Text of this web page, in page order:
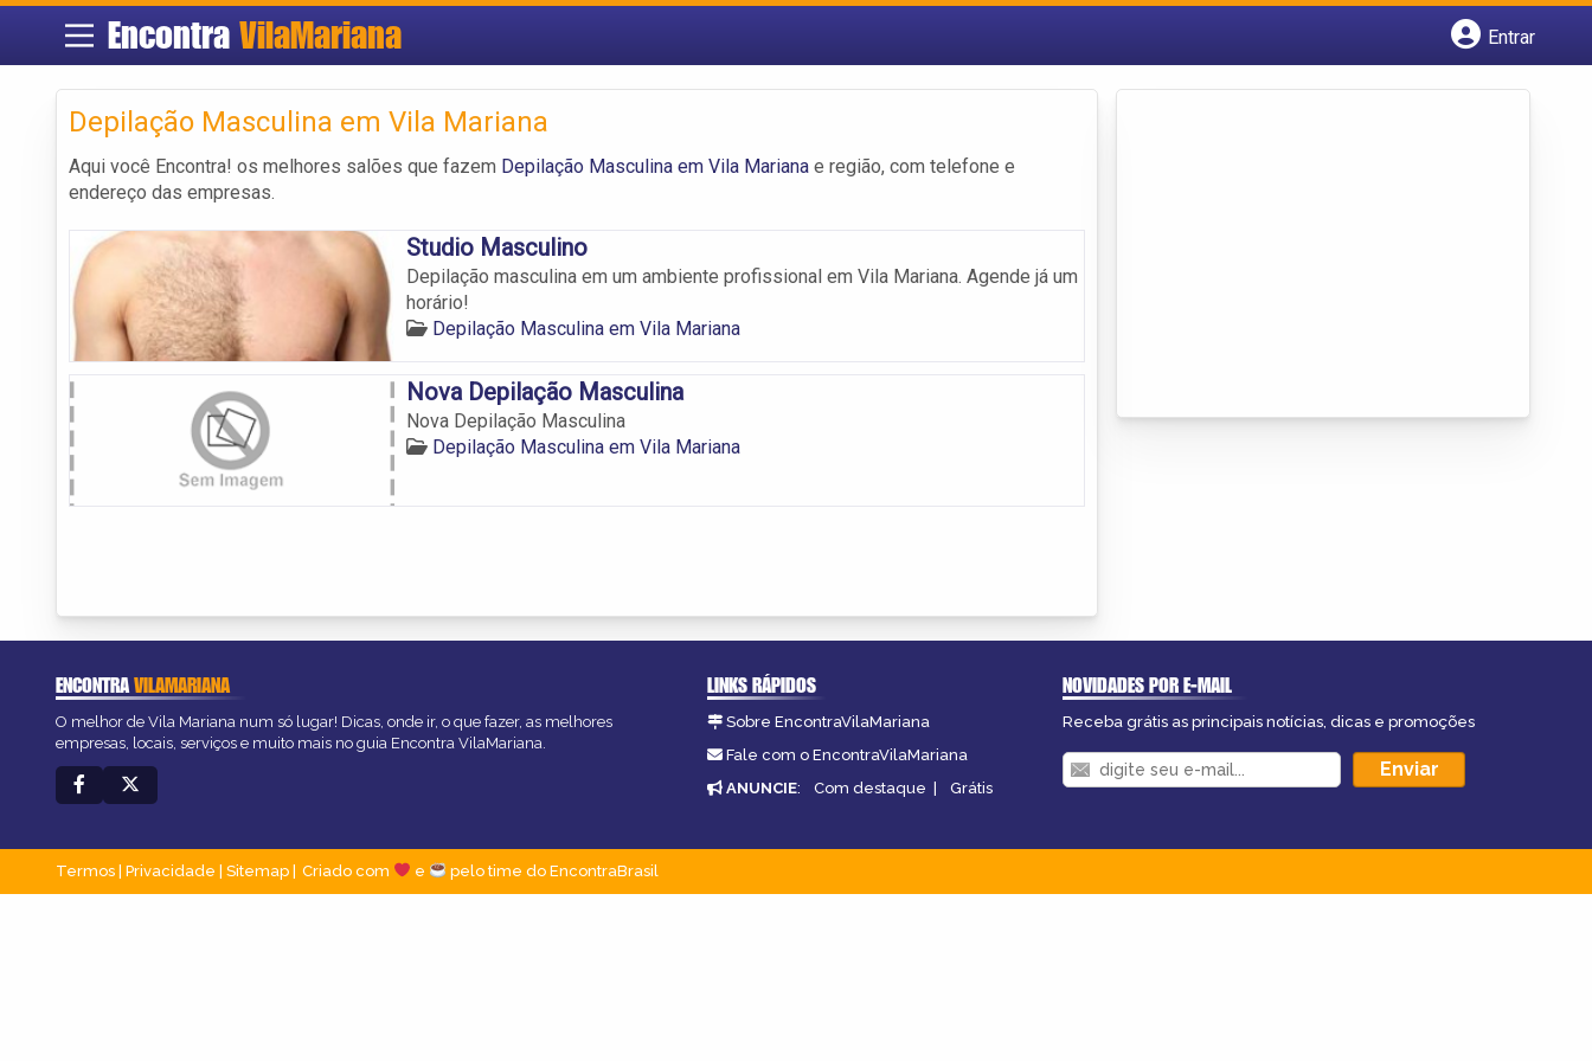
Encontra VilaMariana
Entrar
Depilação Masculina em Vila Mariana
Aqui você Encontra! os melhores salões que fazem Depilação Masculina em Vila Mariana e região, com telefone e
endereço das empresas.
Studio Masculino
Depilação masculina em um ambiente profissional em Vila Mariana. Agende já um
horário!
Depilação Masculina em Vila Mariana
Nova Depilação Masculina
Nova Depilação Masculina
Depilação Masculina em Vila Mariana
ENCONTRAVILAMARIANA
O melhor de Vila Mariana num só lugar! Dicas, onde ir, o que fazer, as melhores
empresas, locais, serviços e muito mais no guia Encontra VilaMariana.
LINKS RÁPIDOS
Sobre EncontraVilaMariana
Fale com o EncontraVilaMariana
ANUNCIE: Com destaque | Grátis
NOVIDADES POR E-MAIL
Receba grátis as principais notícias, dicas e promoções
Termos Privacidade Sitemap Criado com e pelo time do EncontraBrasil